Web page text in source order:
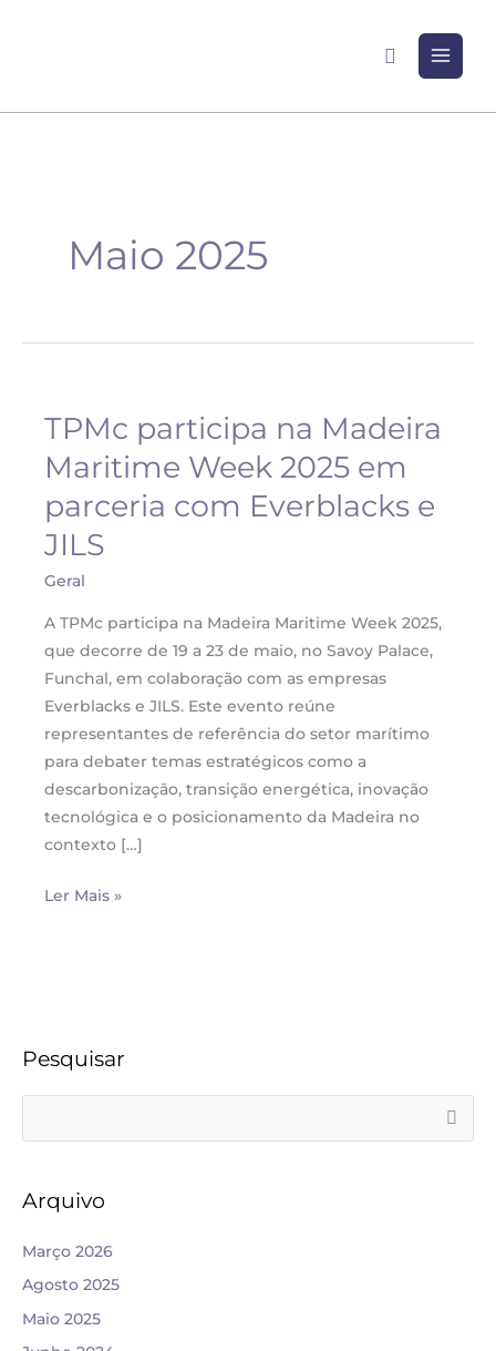
Search
Maio 2025
TPMc participa na Madeira
Maritime Week 2025 em
parceria com Everblacks e
JILS
Geral
A TPMc participa na Madeira Maritime Week 2025,
que decorre de 19 a 23 de maio, no Savoy Palace,
Funchal, em colaboração com as empresas
Everblacks e JILS. Este evento reúne
representantes de referência do setor marítimo
para debater temas estratégicos como a
descarbonização, transição energética, inovação
tecnológica e o posicionamento da Madeira no
contexto […]
TPMc
na
Madeira
Maritime
Week
2025
em
parceria
com
Everblacks
e
JILS
Ler Mais »
Pesquisar
r
c
Arquivo
Março 2026
Agosto 2025
Maio 2025